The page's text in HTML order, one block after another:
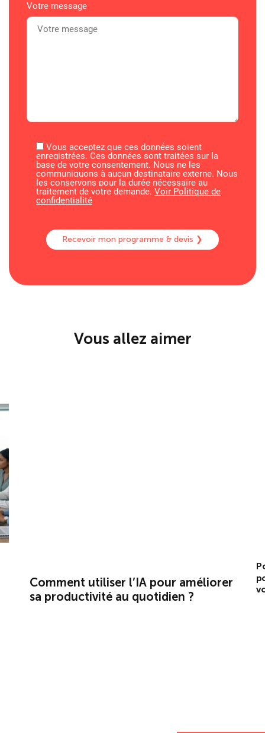
Votre message
Vous acceptez que ces données soient
enregistrées. Ces données sont traitées sur la
base de votre consentement. Nous ne les
communiquons à aucun destinataire externe. Nous
les conservons pour la durée nécessaire au
traitement de votre demande. Voir Politique de
confidentialité
Vous allez aimer
Comment utiliser l’IA pour améliorer
sa productivité au quotidien ?